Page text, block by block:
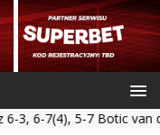
5-7 Botic van de